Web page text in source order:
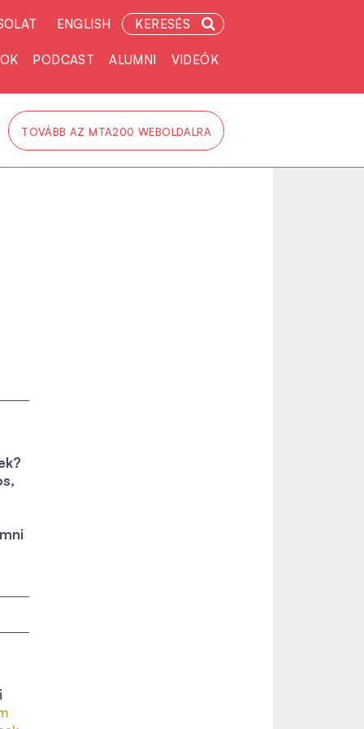
ENGLISH KERESÉS
PODCAST ALUMNI VIDEÓK
TOVÁBB AZ MTA200 WEBOLDALRA